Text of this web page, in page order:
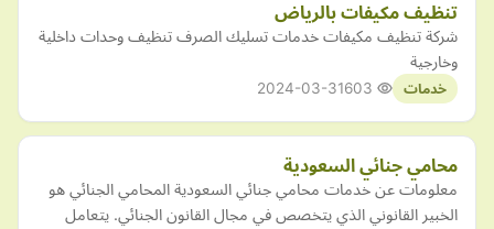
تنظيف مكيفات بالرياض
شركة تنظيف مكيفات خدمات تسليك الصرف تنظيف وحدات داخلية
وخارجية
خدمات 2024-03-31
محامي جنائي السعودية
معلومات عن خدمات محامي جنائي السعودية المحامي الجنائي هو
الخبير القانوني الذي يتخصص في مجال القانون الجنائي. يتعامل